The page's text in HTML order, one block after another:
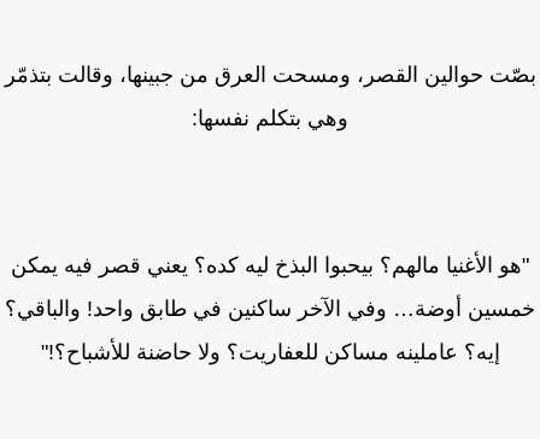
حوالين القصر، ومسحت العرق من جبينها، وقالت بتذمّر
وهي بتكلم نفسها:
الأغنيا مالهم؟ بيحبوا البذخ ليه كده؟ يعني قصر فيه يمكن
أوضة… وفي الآخر ساكنين في طابق واحد! والباقي؟
إيه؟ عاملينه مساكن للعفاريت؟ ولا حاضنة للأشباح؟!"